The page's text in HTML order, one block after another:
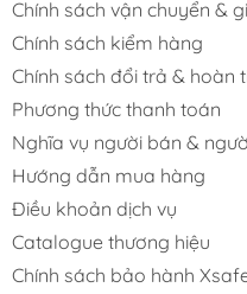
Chính sách vận chuyển &
Chính sách kiểm hàng
Chính sách đổi trả & hoàn
Phương thức thanh toán
Nghĩa vụ người bán &
Hướng dẫn mua hàng
Điều khoản dịch vụ
Catalogue thương hiệu
Chính sách bảo hành